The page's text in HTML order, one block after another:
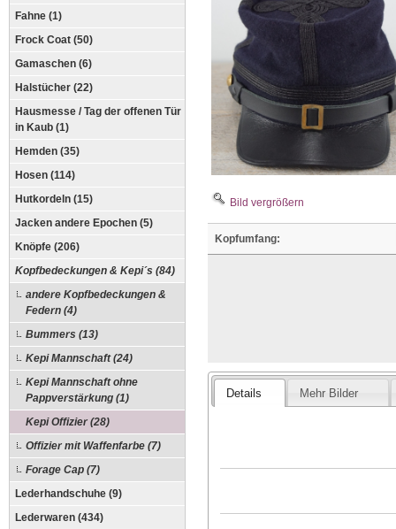
Fahne (1)
Frock Coat (50)
Gamaschen (6)
Halstücher (22)
Hausmesse / Tag der offenen Tür
in Kaub (1)
Hemden (35)
Hosen (114)
Hutkordeln (15)
Jacken andere Epochen (5)
Knöpfe (206)
Kopfbedeckungen & Kepi´s (84)
andere Kopfbedeckungen &
Federn (4)
Bummers (13)
Kepi Mannschaft (24)
Kepi Mannschaft ohne
Pappverstärkung (1)
Kepi Offizier (28)
Offizier mit Waffenfarbe (7)
Forage Cap (7)
Lederhandschuhe (9)
Lederwaren (434)
Bild vergrößern
Kopfumfang:
Details Mehr Bilder